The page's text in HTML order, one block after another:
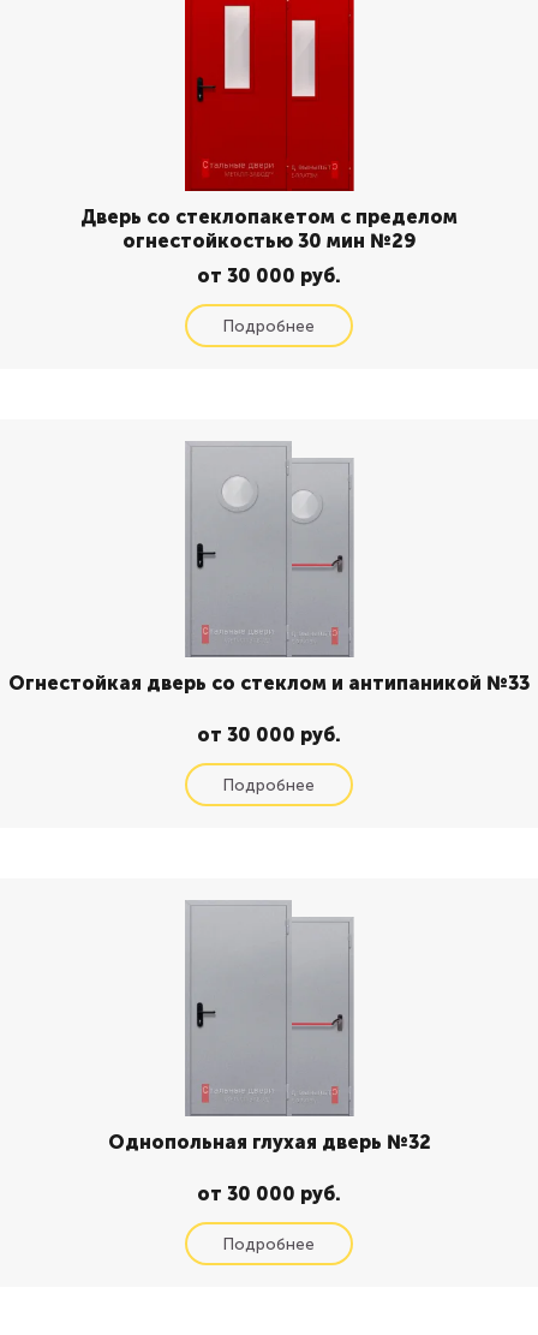
Дверь со стеклопакетом с пределом
огнестойкостью 30 мин №29
от 30 000 руб.
Огнестойкая дверь со стеклом и антипаникой №33
от 30 000 руб.
Однопольная глухая дверь №32
от 30 000 руб.